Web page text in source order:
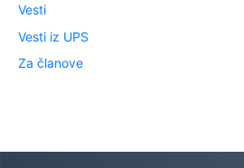
Vesti
Vesti iz UPS
Za članove